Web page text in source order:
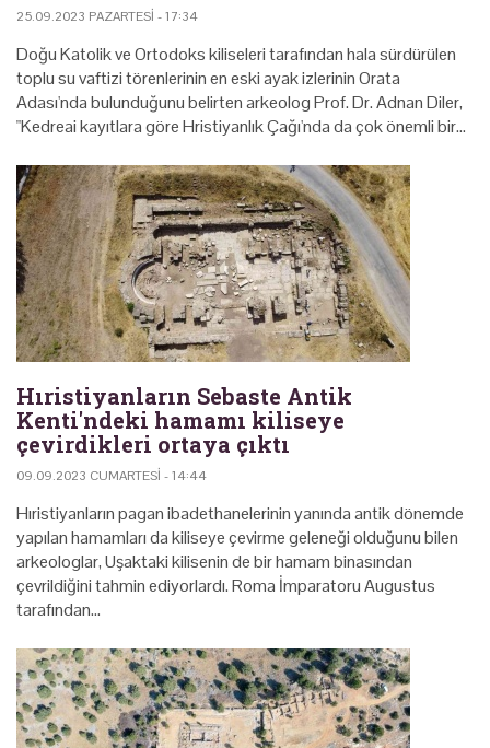
25.09.2023 PAZARTESI - 17:34
Doğu Katolik ve Ortodoks kiliseleri tarafından hala sürdürülen
toplu su vaftizi törenlerinin en eski ayak izlerinin Orata
Adası'nda bulunduğunu belirten arkeolog Prof. Dr. Adnan Diler,
"Kedreai kayıtlara göre Hristiyanlık Çağı'nda da çok önemli bir…
Hıristiyanların Sebaste Antik
Kenti'ndeki hamamı kiliseye
çevirdikleri ortaya çıktı
09.09.2023 CUMARTESI - 14:44
Hıristiyanların pagan ibadethanelerinin yanında antik dönemde
yapılan hamamları da kiliseye çevirme geleneği olduğunu bilen
arkeologlar, Uşaktaki kilisenin de bir hamam binasından
çevrildiğini tahmin ediyorlardı. Roma İmparatoru Augustus
tarafından…